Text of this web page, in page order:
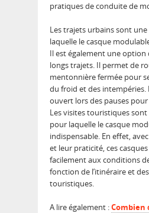
pratiques de conduite de
Les trajets urbains sont
laquelle le casque
Il est également une option
longs trajets. Il permet de
mentonnière fermée pour
du froid et des intempéries.
ouvert lors des pauses
Les visites touristiques
pour laquelle le casque
indispensable. En effet,
et leur praticité, ces
facilement aux conditions
fonction de l’itinéraire et
touristiques.
A lire également :Combien